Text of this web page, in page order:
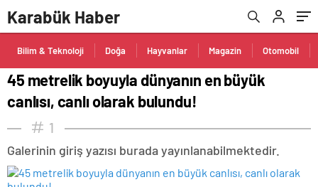
Karabük Haber
Bilim & Teknoloji Doğa Hayvanlar Magazin Otomobil
45 metrelik boyuyla dünyanın en büyük
canlısı, canlı olarak bulundu!
1
Galerinin giriş yazısı burada yayınlanabilmektedir.